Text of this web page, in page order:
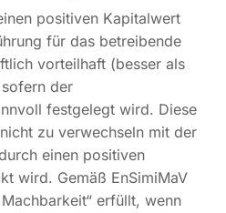
positiven Kapitalwert
für das betreibende
vorteilhaft (besser als
der
festgelegt wird. Diese
zu verwechseln mit der
einen positiven
wird. Gemäß EnSimiMaV
erfüllt, wenn